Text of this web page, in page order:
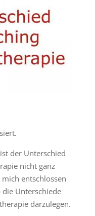
der Unterschied
nicht ganz
entschlossen
Unterschiede
darzulegen.